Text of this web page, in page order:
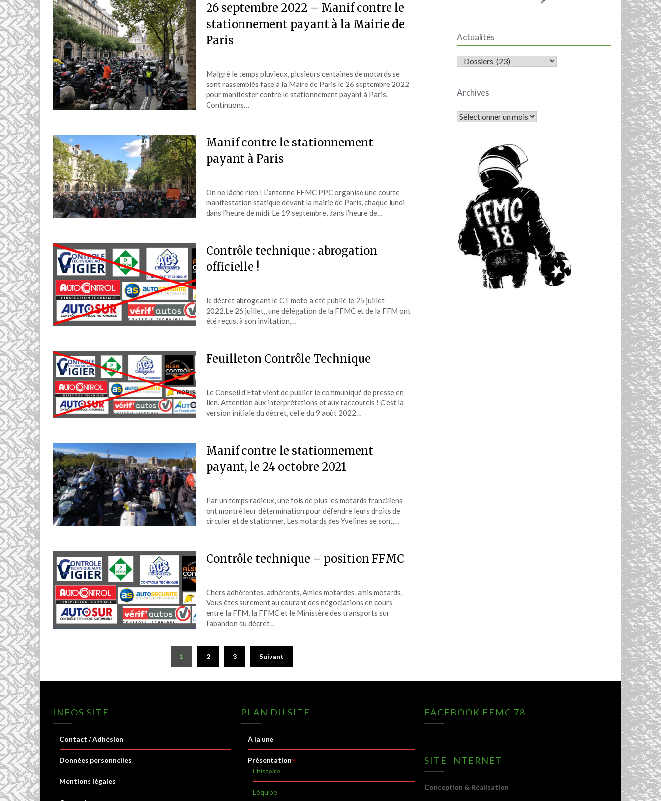
26 septembre 2022 – Manif contre le
stationnement payant à la Mairie de
Paris
Malgré le temps pluvieux, plusieurs centaines de motards se
sont rassemblés face à la Maire de Paris le 26 septembre 2022
pour manifester contre le stationnement payant à Paris.
Continuons…
Manif contre le stationnement
payant à Paris
On ne lâche rien ! L’antenne FFMC PPC organise une courte
manifestation statique devant la mairie de Paris, chaque lundi
dans l’heure de midi. Le 19 septembre, dans l’heure de…
Contrôle technique : abrogation
officielle !
le décret abrogeant le CT moto a été publié le 25 juillet
2022.Le 26 juillet,, une délégation de la FFMC et de la FFM ont
été reçus, à son invitation,…
Feuilleton Contrôle Technique
Le Conseil d’Etat vient de publier le communiqué de presse en
lien. Attention aux interprétations et aux raccourcis ! C’est la
version initiale du décret, celle du 9 août 2022…
Manif contre le stationnement
payant, le 24 octobre 2021
Par un temps radieux, une fois de plus les motards franciliens
ont montré leur détermination pour défendre leurs droits de
circuler et de stationner. Les motards des Yvelines se sont,…
Contrôle technique – position FFMC
Chers adhérentes, adhérents, Amies motardes, amis motards,
Vous êtes surement au courant des négociations en cours
entre la FFM, la FFMC et le Ministère des transports sur
l’abandon du décret…
articles
1 2 3 Suivant
Actualités
ACTUALITÉS
Archives
Archives
INFOS SITE
Contact / Adhésion
Données personnelles
Mentions légales
PLAN DU SITE
À la une
Présentation
L’histoire
L’équipe
FACEBOOK FFMC 78
SITE INTERNET
Conception & Réalisation